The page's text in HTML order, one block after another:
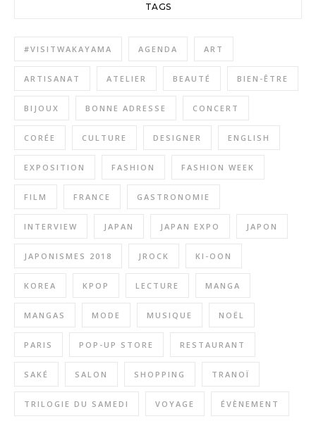
TAGS
#VISITWAKAYAMA AGENDA ART
ARTISANAT ATELIER BEAUTÉ BIEN-ÊTRE
BIJOUX BONNE ADRESSE CONCERT
CORÉE CULTURE DESIGNER ENGLISH
EXPOSITION FASHION FASHION WEEK
FILM FRANCE GASTRONOMIE
INTERVIEW JAPAN JAPAN EXPO JAPON
JAPONISMES 2018 JROCK KI-OON
KOREA KPOP LECTURE MANGA
MANGAS MODE MUSIQUE NOËL
PARIS POP-UP STORE RESTAURANT
SAKÉ SALON SHOPPING TRANOÏ
TRILOGIE DU SAMEDI VOYAGE ÉVÈNEMENT